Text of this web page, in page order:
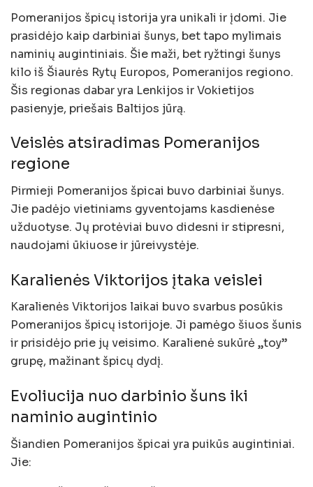
Pomeranijos špicų istorija yra unikali ir įdomi. Jie
prasidėjo kaip darbiniai šunys, bet tapo mylimais
naminių augintiniais. Šie maži, bet ryžtingi šunys
kilo iš Šiaurės Rytų Europos, Pomeranijos regiono.
Šis regionas dabar yra Lenkijos ir Vokietijos
pasienyje, priešais Baltijos jūrą.
Veislės atsiradimas Pomeranijos
regione
Pirmieji Pomeranijos špicai buvo darbiniai šunys.
Jie padėjo vietiniams gyventojams kasdienėse
užduotyse. Jų protėviai buvo didesni ir stipresni,
naudojami ūkiuose ir jūreivystėje.
Karalienės Viktorijos įtaka veislei
Karalienės Viktorijos laikai buvo svarbus posūkis
Pomeranijos špicų istorijoje. Ji pamėgo šiuos šunis
ir prisidėjo prie jų veisimo. Karalienė sukūrė „toy”
grupę, mažinant špicų dydį.
Evoliucija nuo darbinio šuns iki
naminio augintinio
Šiandien Pomeranijos špicai yra puikūs augintiniai.
Jie: